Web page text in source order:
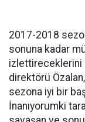
2017-2018
sonuna kadar
izlettireceklerini
direktörü
sezona iyi bir
İnanıyorumki